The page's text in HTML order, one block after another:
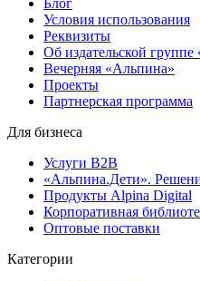
Блог
Условия использования
Реквизиты
Об издательской
Вечерняя «Альпина»
Проекты
Партнерская программа
Для бизнеса
Услуги B2B
«Альпина.Дети».
Продукты Alpina Digital
Корпоративная
Оптовые поставки
Категории